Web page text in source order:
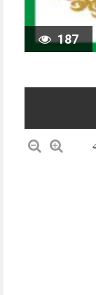
187